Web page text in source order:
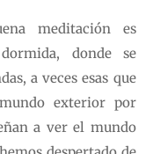
meditación es
donde se
a veces esas que
exterior por
a ver el mundo